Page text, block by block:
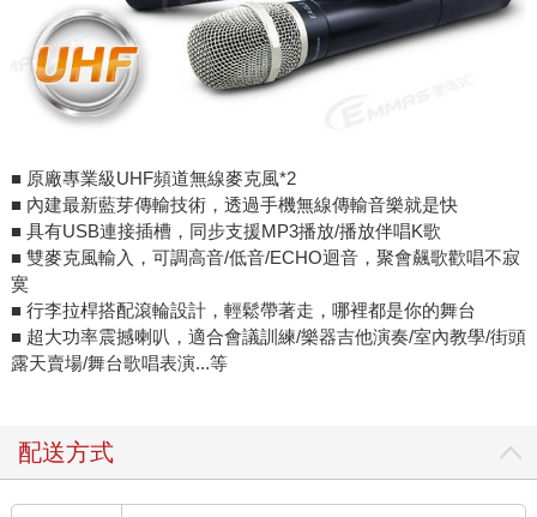
■ 原廠專業級UHF頻道無線麥克風*2
■ 內建最新藍芽傳輸技術，透過手機無線傳輸音樂就是快
■ 具有USB連接插槽，同步支援MP3播放/播放伴唱K歌
■ 雙麥克風輸入，可調高音/低音/ECHO迴音，聚會飆歌歡唱不寂
寞
■ 行李拉桿搭配滾輪設計，輕鬆帶著走，哪裡都是你的舞台
■ 超大功率震撼喇叭，適合會議訓練/樂器吉他演奏/室內教學/街頭
露天賣場/舞台歌唱表演...等
配送方式